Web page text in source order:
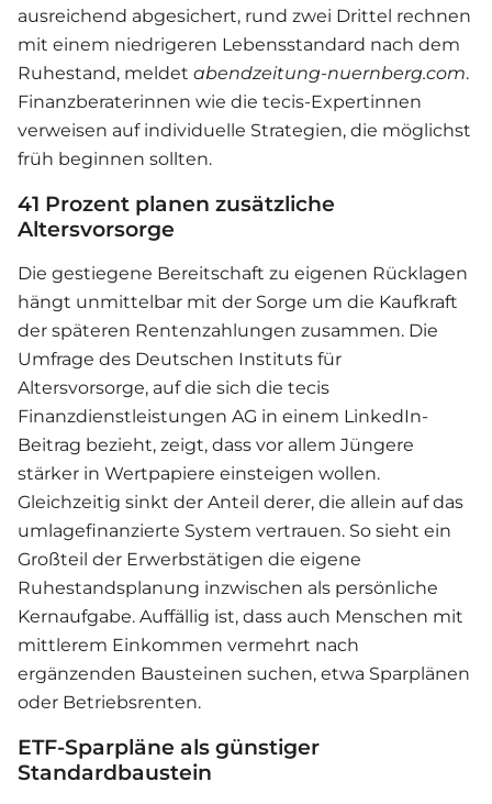
ausreichend abgesichert, rund zwei Drittel rechnen
mit einem niedrigeren Lebensstandard nach dem
Ruhestand, meldet abendzeitung-nuernberg.com.
Finanzberaterinnen wie die tecis-Expertinnen
verweisen auf individuelle Strategien, die möglichst
früh beginnen sollten.
41 Prozent planen zusätzliche
Altersvorsorge
Die gestiegene Bereitschaft zu eigenen Rücklagen
hängt unmittelbar mit der Sorge um die Kaufkraft
der späteren Rentenzahlungen zusammen. Die
Umfrage des Deutschen Instituts für
Altersvorsorge, auf die sich die tecis
Finanzdienstleistungen AG in einem LinkedIn-
Beitrag bezieht, zeigt, dass vor allem Jüngere
stärker in Wertpapiere einsteigen wollen.
Gleichzeitig sinkt der Anteil derer, die allein auf das
umlagefinanzierte System vertrauen. So sieht ein
Großteil der Erwerbstätigen die eigene
Ruhestandsplanung inzwischen als persönliche
Kernaufgabe. Auffällig ist, dass auch Menschen mit
mittlerem Einkommen vermehrt nach
ergänzenden Bausteinen suchen, etwa Sparplänen
oder Betriebsrenten.
ETF-Sparpläne als günstiger
Standardbaustein